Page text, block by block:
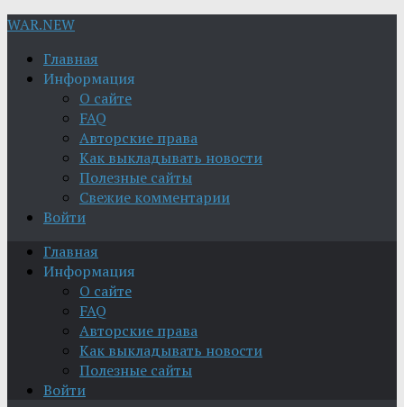
WAR.NEW
Главная
Информация
О сайте
FAQ
Авторские права
Как выкладывать новости
Полезные сайты
Свежие комментарии
Войти
Главная
Информация
О сайте
FAQ
Авторские права
Как выкладывать новости
Полезные сайты
Войти